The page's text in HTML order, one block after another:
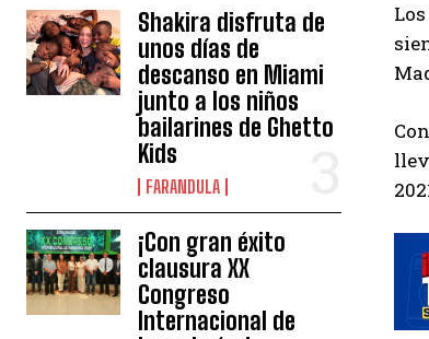
Shakira disfruta de
unos días de
descanso en Miami
junto a los niños
bailarines de Ghetto
Kids
FARANDULA
¡Con gran éxito
clausura XX
Congreso
Internacional de